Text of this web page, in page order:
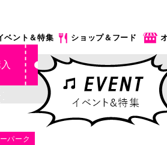
ベント＆特集 ショップ＆フード
パーク